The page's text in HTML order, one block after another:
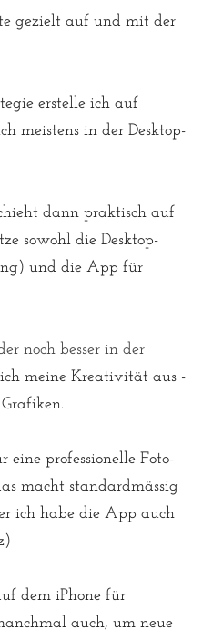
gezielt auf und mit der
meistens in der Desktop-
dann praktisch auf
sowohl die Desktop-
und die App für
noch besser in der
meine Kreativität aus -
eine professionelle Foto-
macht standardmässig
ich habe die App auch
dem iPhone für
auch, um neue